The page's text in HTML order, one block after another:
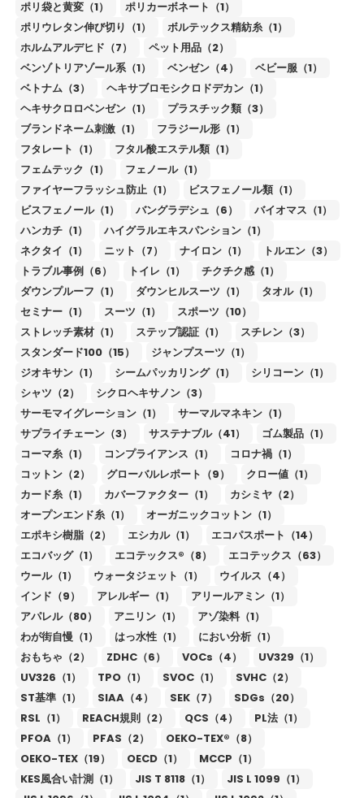
ポリ袋と黄変（1）
ポリカーボネート（1）
ポリウレタン伸び切り（1）
ボルテックス精紡糸（1）
ホルムアルデヒド（7）
ペット用品（2）
ベンゾトリアゾール系（1）
ベンゼン（4）
ベビー服（1）
ベトナム（3）
ヘキサブロモシクロドデカン（1）
ヘキサクロロベンゼン（1）
プラスチック類（3）
ブランドネーム刺激（1）
フラジール形（1）
フタレート（1）
フタル酸エステル類（1）
フェムテック（1）
フェノール（1）
ファイヤーフラッシュ防止（1）
ビスフェノール類（1）
ビスフェノール（1）
バングラデシュ（6）
バイオマス（1）
ハンカチ（1）
ハイグラルエキスパンション（1）
ネクタイ（1）
ニット（7） ナイロン（1）
トルエン（3）
トラブル事例（6）
トイレ（1）
チクチク感（1）
ダウンプルーフ（1）
ダウンヒルスーツ（1）
タオル（1）
セミナー（1）
スーツ（1）
スポーツ（10）
ストレッチ素材（1）
ステップ認証（1）
スチレン（3）
スタンダード100（15）
ジャンプスーツ（1）
ジオキサン（1）
シームパッカリング（1）
シリコーン（1）
シャツ（2）
シクロヘキサノン（3）
サーモマイグレーション（1）
サーマルマネキン（1）
サプライチェーン（3）
サステナブル（41）
ゴム製品（1）
コーマ糸（1）
コンプライアンス（1）
コロナ禍（1）
コットン（2）
グローバルレポート（9）
クロー値（1）
カード糸（1）
カバーファクター（1）
カシミヤ（2）
オープンエンド糸（1）
オーガニックコットン（1）
エポキシ樹脂（2）
エシカル（1）
エコパスポート（14）
エコバッグ（1）
エコテックス®（8）
エコテックス（63）
ウール（1）
ウォータジェット（1）
ウイルス（4）
インド（9）
アレルギー（1）
アリールアミン（1）
アパレル（80）
アニリン（1）
アゾ染料（1）
わが街自慢（1）
はっ水性（1）
におい分析（1）
おもちゃ（2）
ZDHC（6） VOCs（4）
UV329（1）
UV326（1）
TPO（1） SVOC（1）
SVHC（2）
ST基準（1）
SIAA（4） SEK（7）
SDGs（20）
RSL（1）
REACH規則（2） QCS（4）
PL法（1）
PFOA（1）
PFAS（2）
OEKO-TEX®（8）
OEKO-TEX（19）
OECD（1）
MCCP（1）
KES風合い計測（1）
JIS T 8118（1）
JIS L 1099（1）